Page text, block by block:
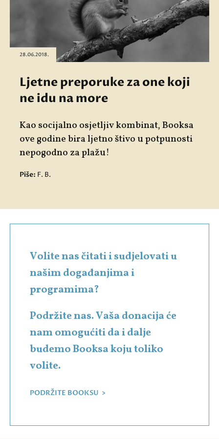
28.06.2018.
Ljetne preporuke za one koji
ne idu na more
Kao socijalno osjetljiv kombinat, Booksa
ove godine bira ljetno štivo u potpunosti
nepogodno za plažu!
Piše: F. B.
Volite nas čitati i sudjelovati u
našim događanjima i
programima?
Podržite nas. Vaša donacija će
nam omogućiti da i dalje
budemo Booksa koju toliko
volite.
PODRŽITE BOOKSU >